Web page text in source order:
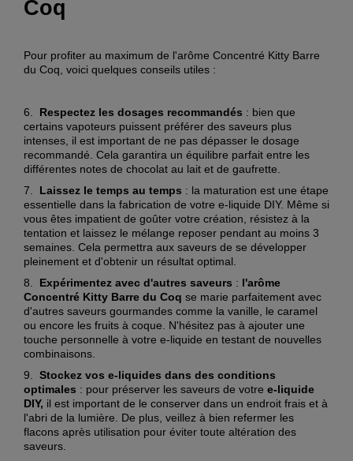
Coq
Pour profiter au maximum de l'arôme Concentré Kitty Barre
du Coq, voici quelques conseils utiles :
6. Respectez les dosages recommandés : bien que
certains vapoteurs puissent préférer des saveurs plus
intenses, il est important de ne pas dépasser le dosage
recommandé. Cela garantira un équilibre parfait entre les
différentes notes de chocolat au lait et de gaufrette.
7.
Laissez le temps au temps : la maturation est une étape
essentielle dans la fabrication de votre e-liquide DIY. Même si
vous êtes impatient de goûter votre création, résistez à la
tentation et laissez le mélange reposer pendant au moins 3
semaines. Cela permettra aux saveurs de se développer
pleinement et d'obtenir un résultat optimal.
8.
Expérimentez avec d'autres saveurs : l'arôme
Concentré Kitty Barre du Coq se marie parfaitement avec
d'autres saveurs gourmandes comme la vanille, le caramel
ou encore les fruits à coque. N'hésitez pas à ajouter une
touche personnelle à votre e-liquide en testant de nouvelles
combinaisons.
9.
Stockez vos e-liquides dans des conditions
optimales : pour préserver les saveurs de votre e-liquide
DIY, il est important de le conserver dans un endroit frais et à
l'abri de la lumière. De plus, veillez à bien refermer les
flacons après utilisation pour éviter toute altération des
saveurs.